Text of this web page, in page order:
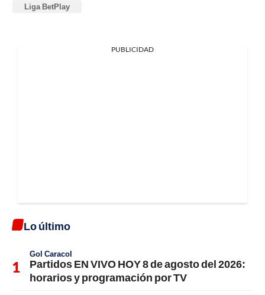
Liga BetPlay
PUBLICIDAD
Lo último
Gol Caracol
Partidos EN VIVO HOY 8 de agosto del 2026:
horarios y programación por TV